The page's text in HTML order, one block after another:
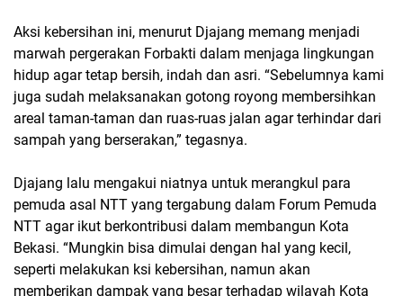
Aksi kebersihan ini, menurut Djajang memang menjadi
marwah pergerakan Forbakti dalam menjaga lingkungan
hidup agar tetap bersih, indah dan asri. “Sebelumnya kami
juga sudah melaksanakan gotong royong membersihkan
areal taman-taman dan ruas-ruas jalan agar terhindar dari
sampah yang berserakan,” tegasnya.
Djajang lalu mengakui niatnya untuk merangkul para
pemuda asal NTT yang tergabung dalam Forum Pemuda
NTT agar ikut berkontribusi dalam membangun Kota
Bekasi. “Mungkin bisa dimulai dengan hal yang kecil,
seperti melakukan ksi kebersihan, namun akan
memberikan dampak yang besar terhadap wilayah Kota